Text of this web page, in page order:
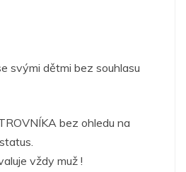
svými dětmi bez souhlasu
bez ohledu na
vždy muž !